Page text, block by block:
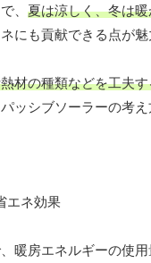
、 夏は涼しく、冬は
にも貢献できる点が魅
材の種類などを工夫す
シブソーラーの考
暖房エネルギーの使